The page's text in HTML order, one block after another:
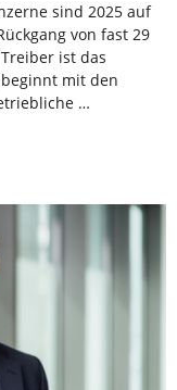
sind 2025 auf
von fast 29
ist das
mit den
…